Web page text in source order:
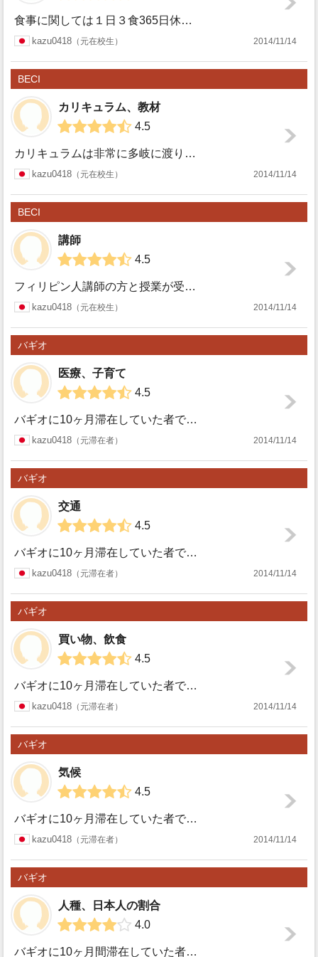
BECI
食事に関しては１日３食365日休みなく提供されていました(365日も滞在していませんが、クリスマス、年末年始関係なくいつでも１日３食提供されました)。 ...
kazu0418 元在校生 2014/11/14
BECI
BECI
カリキュラム、教材
4.5
カリキュラムは非常に多岐に渡り、多くの生徒さんの希望に応えられると思います。 ・レギュラーコース⇢マンツーマン４時間＋グループ２時間 ・集中強化コース⇢マ...
kazu0418 元在校生 2014/11/14
BECI
BECI
講師
4.5
フィリピン人講師の方と授業が受けられるオンライン英会話が増えていますが、それらの講師の方々とはレベルが違います。 講師の方から聞いた話ですが、採用段階で...
kazu0418 元在校生 2014/11/14
バギオ
バギオ
医療、子育て
4.5
バギオに10ヶ月滞在していた者です。 バギオに滞在していたときにかわいい犬が居たので背中をわしゃわしゃとしたら、首、腹、背中、とにかく全身に痒みが出て湿...
kazu0418 元滞在者 2014/11/14
バギオ
バギオ
交通
4.5
バギオに10ヶ月滞在していた者です。 フィリピンでの乗り物と言えばタクシー、ジプニー(乗り降り自由なバスのようなもの)、バス、トライシクル(サイドカー付...
kazu0418 元滞在者 2014/11/14
バギオ
バギオ
買い物、飲食
4.5
バギオに10ヶ月滞在していた者です。 フィリピンと言えば物価が安いイメージがありますが、他の東南アジアの国々と比べると安くはないです。ショッピングモール...
kazu0418 元滞在者 2014/11/14
バギオ
バギオ
気候
4.5
バギオに10ヶ月滞在していた者です。 フィリピンというと亜熱帯を想像される方も多いと思いますが、バギオは標高1500mを超える場所に位置しているため、１...
kazu0418 元滞在者 2014/11/14
バギオ
人種、日本人の割合
4.0
バギオに10ヶ月間滞在していた者です。 バギオ市民の１割が韓国人じゃないかと言われるくらい、韓国人の学生が多いです。韓国資本の語学学校も多く、韓国料理店...